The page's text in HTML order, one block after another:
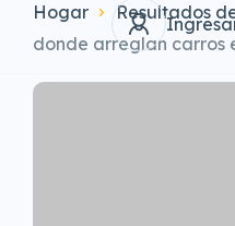
Hogar Resultados
donde arreglan carros